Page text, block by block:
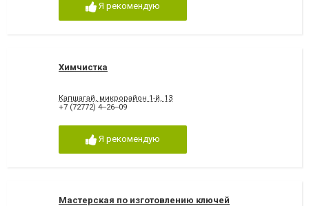
Я рекомендую
Химчистка
Капшагай, микрорайон 1-й, 13
+7 (72772) 4‒26‒09
Я рекомендую
Мастерская по изготовлению ключей